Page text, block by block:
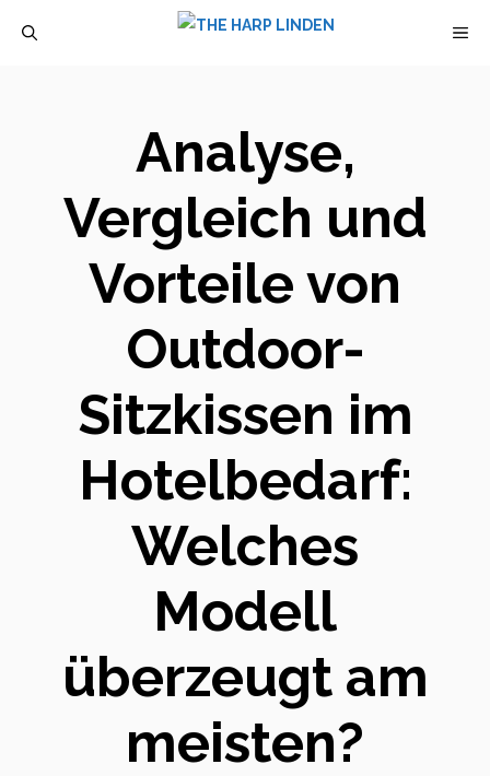
Analyse,
Vergleich und
Vorteile von
Outdoor-
Sitzkissen im
Hotelbedarf:
Welches
Modell
überzeugt am
meisten?